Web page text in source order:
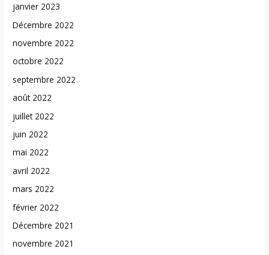
janvier 2023
Décembre 2022
novembre 2022
octobre 2022
septembre 2022
août 2022
juillet 2022
juin 2022
mai 2022
avril 2022
mars 2022
février 2022
Décembre 2021
novembre 2021